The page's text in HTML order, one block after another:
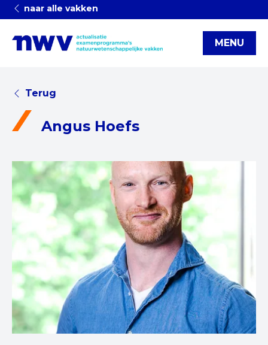
naar alle vakken
MENU
Terug
Angus Hoefs